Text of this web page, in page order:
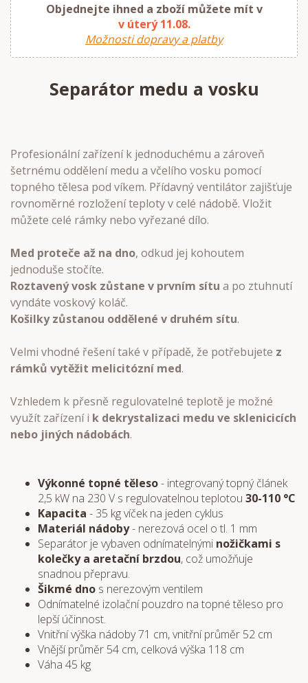
Objednejte ihned a zboží můžete mít v
v úterý 11.08.
Možnosti dopravy a platby
Separátor medu a vosku
Profesionální zařízení k jednoduchému a zároveň
šetrnému oddělení medu a včelího vosku pomocí
topného tělesa pod víkem. Přídavný ventilátor zajišťuje
rovnoměrné rozložení teploty v celé nádobě. Vložit
můžete celé rámky nebo vyřezané dílo.
Med proteče až na dno, odkud jej kohoutem
jednoduše stočíte.
Roztavený vosk zůstane v prvním sítu a po ztuhnutí
vyndáte voskový koláč.
Košilky zůstanou oddělené v druhém sítu.
Velmi vhodné řešení také v případě, že potřebujete z
rámků vytěžit melicitózní med.
Vzhledem k přesně regulovatelné teplotě je možné
využít zařízení i k dekrystalizaci medu ve sklenicicích
nebo jiných nádobách.
Výkonné topné těleso- integrovaný topný článek
2,5 kW na 230 V s regulovatelnou teplotou 30-110 °C
Kapacita - 35 kg víček na jeden cyklus
Materiál nádoby- nerezová ocel o tl. 1 mm
Separátor je vybaven odnímatelnými nožičkami s
kolečky a aretační brzdou, což umožňuje
snadnou přepravu.
Šikmé dno s nerezovým ventilem
Odnímatelné izolační pouzdro na topné těleso pro
lepší účinnost.
Vnitřní výška nádoby 71 cm, vnitřní průměr 52 cm
Vnější průměr 54 cm, celková výška 118 cm
Váha 45 kg